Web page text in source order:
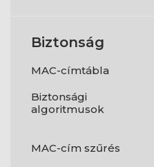
Biztonság
MAC-címtábla
Biztonsági
algoritmusok
MAC-cím szűrés